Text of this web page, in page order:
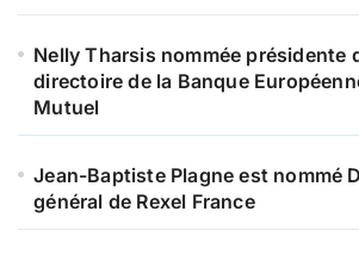
Nelly Tharsis nommée présidente
directoire de la Banque
Mutuel
Jean-Baptiste Plagne est nommé
général de Rexel France